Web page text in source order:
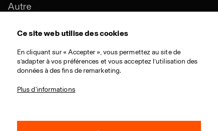
Autre
Matériaux
Ce site web utilise des cookies
En cliquant sur « Accepter », vous permettez au site de
s’adapter à vos préférences et vous acceptez l’utilisation des
données à des fins de remarketing.
Plus d'informations